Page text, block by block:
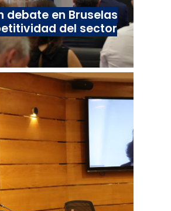
debate en Bruselas
del sector